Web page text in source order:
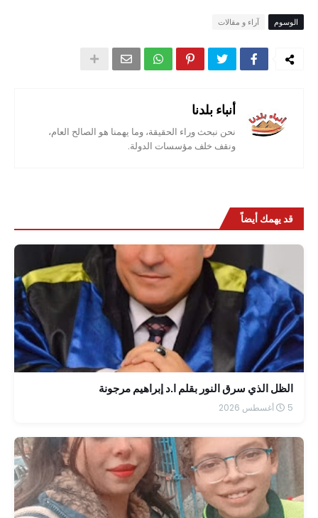
الوسوم آراء و مقالات
أنباء بلدنا
نحن نبحث وراء الحقيقة، وما يهمنا هو الصالح العام،
ونقف خلف مؤسسات الدولة.
قد يهمك أيضاً
الظل الذي سرق النور بقلم ا.د إبراهيم مرجونة
5 أغسطس 2026